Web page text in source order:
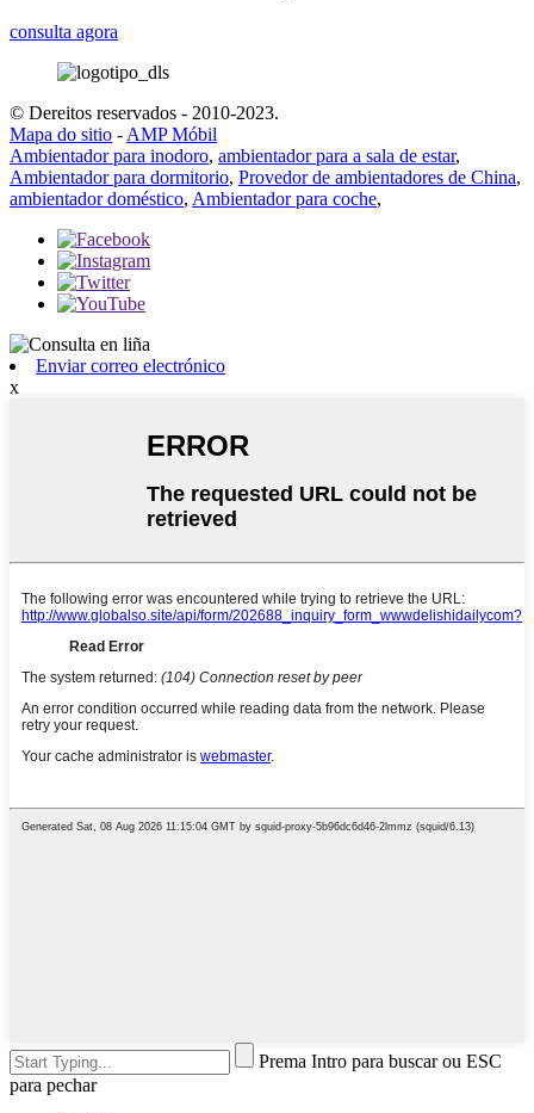
consulta agora
© Dereitos reservados - 2010-2023.
Mapa do sitio - AMP Móbil
Ambientador para inodoro, ambientador para a sala de estar,
Ambientador para dormitorio, Provedor de ambientadores de China,
ambientador doméstico, Ambientador para coche,
Enviar correo electrónico
x
Prema Intro para buscar ou ESC
para pechar